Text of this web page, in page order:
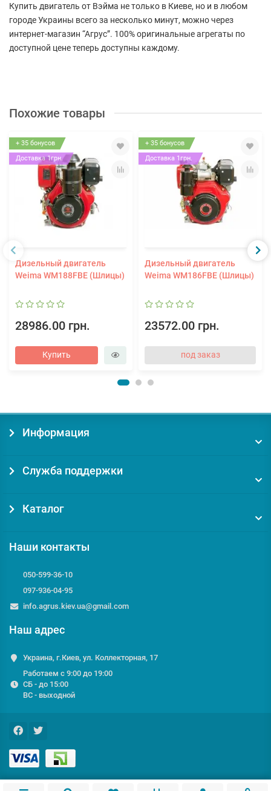
Купить двигатель от Вэйма не только в Киеве, но и в любом
городе Украины всего за несколько минут, можно через
интернет-магазин “Агрус”. 100% оригинальные агрегаты по
доступной цене теперь доступны каждому.
Похожие товары
+ 35 бонусов
Доставка 1грн.
Дизельный двигатель
Weima WM188FBE (Шлицы)
28986.00 грн.
Купить
+ 35 бонусов
Доставка 1грн.
Дизельный двигатель
Weima WM186FВE (Шлицы)
23572.00 грн.
под заказ
Информация
Служба поддержки
Каталог
Наши контакты
050-599-36-10
097-936-04-95
info.agrus.kiev.ua@gmail.com
Наш адрес
Украина, г.Киев, ул. Коллекторная, 17
Работаем с 9:00 до 19:00
СБ - до 15:00
ВС - выходной